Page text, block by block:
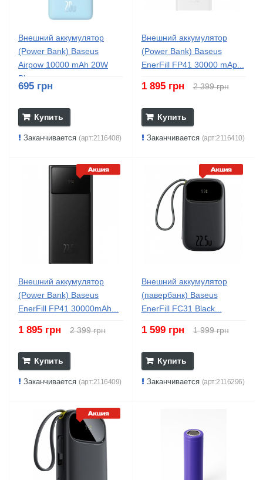
Внешний аккумулятор
(Power Bank) Baseus
Airpow 10000 mAh 20W
Blue...
695 грн
Купить
Заканчивается (арт:2116408)
Внешний аккумулятор
(Power Bank) Baseus
EnerFill FP41 30000 mAp...
1 895 грн 2 399 грн
Купить
Заканчивается (арт:2116410)
Внешний аккумулятор
(Power Bank) Baseus
EnerFill FP41 30000mAh...
1 895 грн 2 399 грн
Купить
Заканчивается (арт:2116409)
Внешний аккумулятор
(павербанк) Baseus
EnerFill FC31 Black...
1 599 грн 1 999 грн
Купить
Заканчивается (арт:2116296)